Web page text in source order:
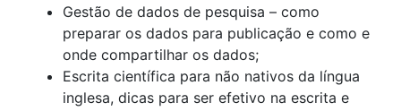
Gestão de dados de pesquisa – como
preparar os dados para publicação e como e
onde compartilhar os dados;
Escrita científica para não nativos da língua
inglesa, dicas para ser efetivo na escrita e